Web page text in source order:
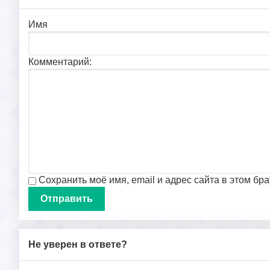
Имя
Комментарий:
Сохранить моё имя, email и адрес сайта в этом
Не уверен в ответе?